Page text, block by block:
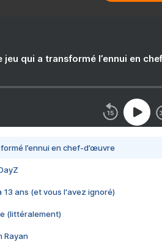
jeu qui a transformé l’ennui en
l’ennui en chef-d’œuvre
13 ans (et vous l'avez ignoré)
(littéralement)
Rayan